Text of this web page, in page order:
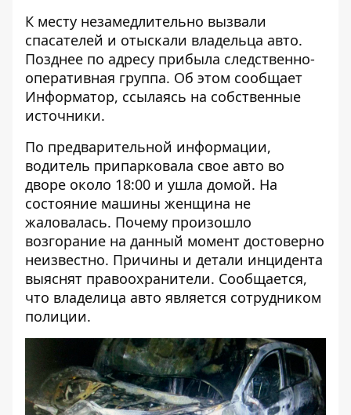
К месту незамедлительно вызвали
спасателей и отыскали владельца авто.
Позднее по адресу прибыла следственно-
оперативная группа. Об этом сообщает
Информатор, ссылаясь на собственные
источники.
По предварительной информации,
водитель припарковала свое авто во
дворе около 18:00 и ушла домой. На
состояние машины женщина не
жаловалась. Почему произошло
возгорание на данный момент достоверно
неизвестно. Причины и детали инцидента
выяснят правоохранители. Сообщается,
что владелица авто является сотрудником
полиции.